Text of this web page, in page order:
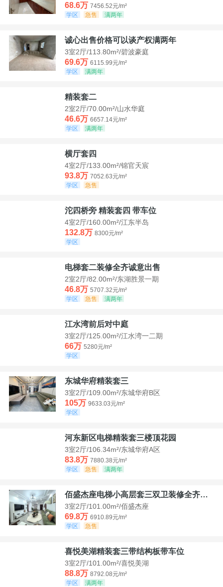
68.6万 7456.52元/m²
学区
急售 满两年
诚心出售价格可以谈产权满两年
3室2厅/113.80m²/碧波豪庭
69.6万 6115.99元/m²
学区
满两年
精装套二
2室2厅/70.00m²/山水华庭
46.6万 6657.14元/m²
学区
满两年
横厅套四
4室2厅/133.00m²/锦官天宸
93.8万 7052.63元/m²
学区
急售
沱四桥旁 精装套四 带车位
4室2厅/160.00m²/江东半岛
132.8万 8300元/m²
学区
电梯套二装修全齐诚意出售
2室2厅/82.00m²/东湖胜景一期
46.8万 5707.32元/m²
学区
急售 满两年
江水湾前后对中庭
3室2厅/125.00m²/江水湾一二期
66万 5280元/m²
学区
东城华府精装套三
3室2厅/109.00m²/东城华府B区
105万 9633.03元/m²
学区
河东新区电梯精装套三楼顶花园
3室2厅/106.34m²/东城华府A区
83.8万 7880.38元/m²
学区
急售 满两年
佰盛杰座电梯小高层套三双卫装修全齐诚意出售
3室2厅/101.00m²/佰盛杰座
69.8万 6910.89元/m²
学区
急售
喜悦美湖精装套三带结构板带车位
3室2厅/101.00m²/喜悦美湖
88.8万 8792.08元/m²
学区
满两年